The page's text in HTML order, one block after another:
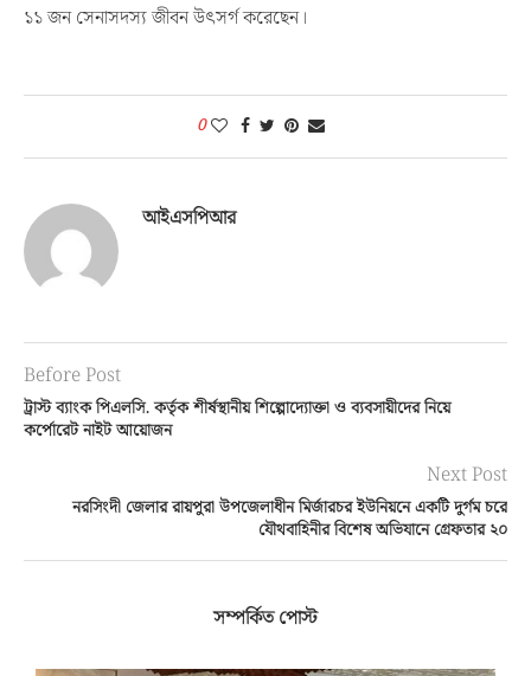
১১ জন সেনাসদস্য জীবন উৎসর্গ করেছেন।
0
আইএসপিআর
Before Post
ট্রাস্ট ব্যাংক পিএলসি. কর্তৃক শীর্ষস্থানীয় শিল্পোদ্যোক্তা ও ব্যবসায়ীদের নিয়ে
কর্পোরেট নাইট আয়োজন
Next Post
নরসিংদী জেলার রায়পুরা উপজেলাধীন মির্জারচর ইউনিয়নে একটি দুর্গম চরে
যৌথবাহিনীর বিশেষ অভিযানে গ্রেফতার ২০
সম্পর্কিত পোস্ট